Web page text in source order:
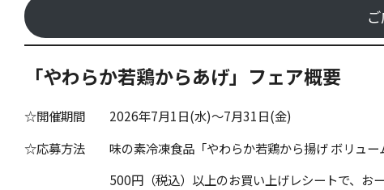
「やわらか若鶏からあげ」フェア概要
☆開催期間 2026年7月1日(水)～7月31日(金)
☆応募方法 味の素冷凍食品「やわらか若鶏から揚げ ボリュー
500円（税込）以上のお買い上げレシートで、おーば